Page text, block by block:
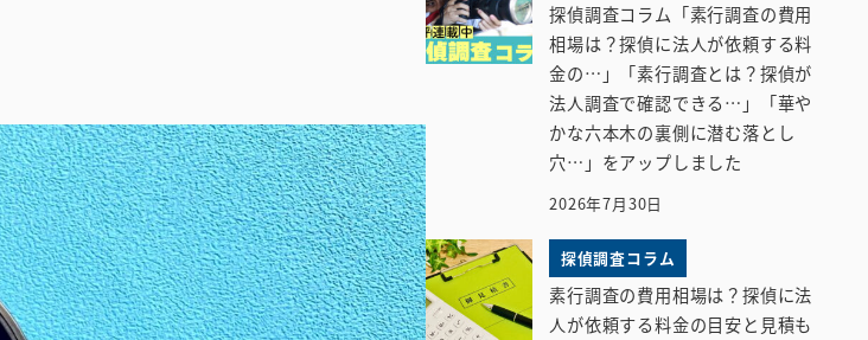
探偵調査コラム「素行調査の費用
相場は？探偵に法人が依頼する料
金の…」「素行調査とは？探偵が
法人調査で確認できる…」「華や
かな六本木の裏側に潜む落とし
穴…」をアップしました
2026年7月30日
探偵調査コラム
素行調査の費用相場は？探偵に法
人が依頼する料金の目安と見積も